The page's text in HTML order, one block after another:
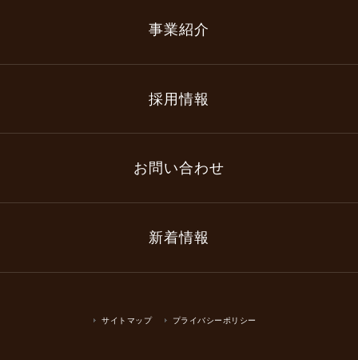
事業紹介
採用情報
お問い合わせ
新着情報
サイトマップ プライバシーポリシー